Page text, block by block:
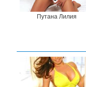
Путана Лилия